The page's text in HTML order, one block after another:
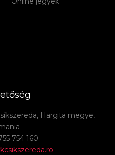
Hargita megye,
754 160